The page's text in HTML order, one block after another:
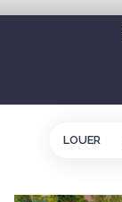
LOUER